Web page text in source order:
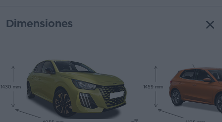
Dimensiones
1430 mm 1459 mm